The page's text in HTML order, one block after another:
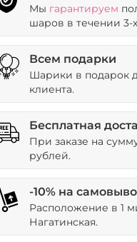
Мы гарантируем
шаров в течении 3-х
Всем подарки
Шарики в подарок
клиента.
Бесплатная
При заказе на
рублей.
-10% на
Расположение в 1
Нагатинская.